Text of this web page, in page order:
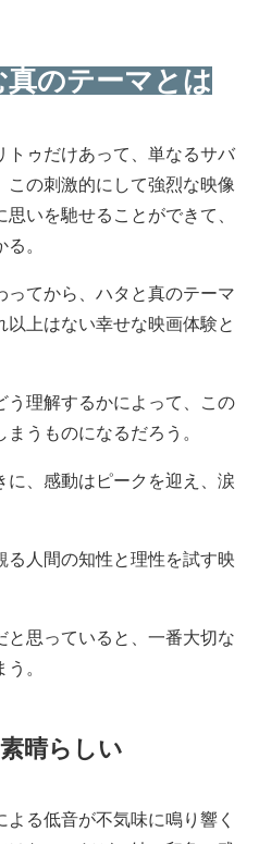
真のテーマとは
トゥだけあって、単なるサバ
この刺激的にして強烈な映像
いを馳せることができて、
。
ってから、ハタと真のテーマ
上はない幸せな映画体験と
う理解するかによって、この
うものになるだろう。
に、感動はピークを迎え、涙
る人間の知性と理性を試す映
と思っていると、一番大切な
。
晴らしい
る低音が不気味に鳴り響く